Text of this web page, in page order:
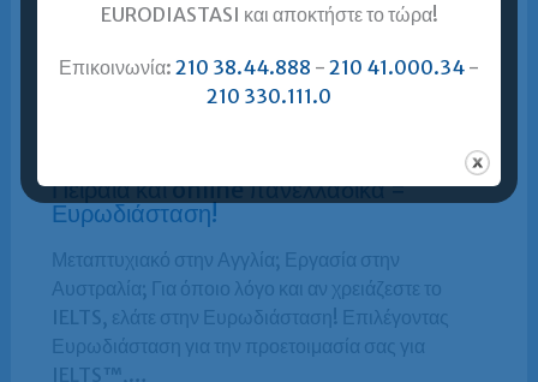
Περισσότερα »
Πειραιά και online πανελλαδικά =
Ευρωδιάσταση!
Μεταπτυχιακό στην Αγγλία; Εργασία στην
Αυστραλία; Για όποιο λόγο και αν χρειάζεστε το
IELTS, ελάτε στην Ευρωδιάσταση! Επιλέγοντας
Ευρωδιάσταση για την προετοιμασία σας για
IELTS™,…
EURODIASTASI και αποκτήστε το τώρα!
Επικοινωνία: 210 38.44.888 - 210 41.000.34 -
210 330.111.0